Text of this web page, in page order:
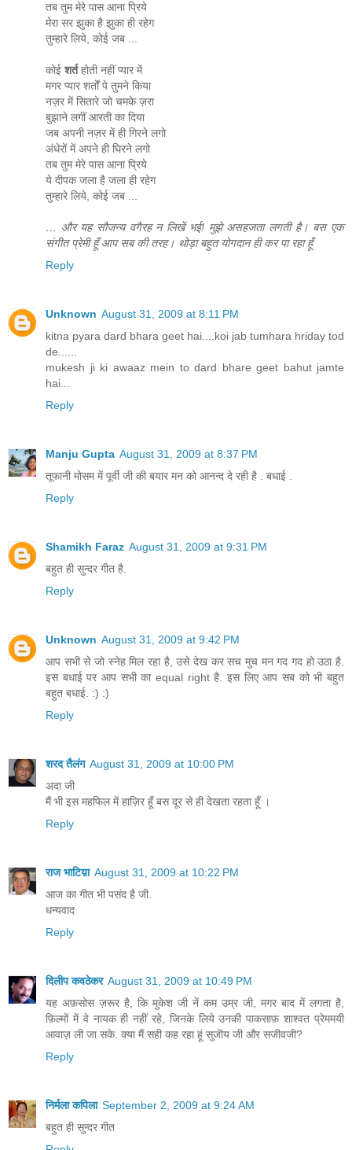
तब तुम मेरे पास आना प्रिये
मेरा सर झुका है झुका ही रहेग
तुम्हारे लिये, कोई जब ...
कोई शर्तहोती नहीं प्यार में
मगर प्यार शर्तों पे तुमने किया
नज़र में सितारे जो चमके ज़रा
बुझाने लगीं आरती का दिया
जब अपनी नज़र में ही गिरने लगो
अंधेरों में अपने ही घिरने लगो
तब तुम मेरे पास आना प्रिये
ये दीपक जला है जला ही रहेग
तुम्हारे लिये, कोई जब ...
… और यह सौजन्य वगैरह न लिखें भई! मुझे असहजता लगती है। बस एक
संगीत प्रेमी हूँ आप सब की तरह। थोड़ा बहुत योगदान ही कर पा रहा हूँ
Reply
Unknown August 31, 2009 at 8:11 PM
kitna pyara dard bhara geet hai....koi jab tumhara hriday tod
de......
mukesh ji ki awaaz mein to dard bhare geet bahut jamte
hai...
Reply
Manju Gupta August 31, 2009 at 8:37 PM
तूफानी मोसम में पूर्वी जी की बयार मन को आनन्द दे रही है . बधाई .
Reply
Shamikh Faraz August 31, 2009 at 9:31 PM
बहुत ही सुन्दर गीत है.
Reply
Unknown August 31, 2009 at 9:42 PM
आप सभी से जो स्नेह मिल रहा है, उसे देख कर सच मुच मन गद गद हो उठा है.
इस बधाई पर आप सभी का equal right है. इस लिए आप सब को भी बहुत
बहुत बधाई. :) :)
Reply
शरद तैलंग August 31, 2009 at 10:00 PM
अदा जी
मैं भी इस महफिल में हाज़िर हूँ बस दूर से ही देखता रहता हूँ ।
Reply
राज भाटिय़ा August 31, 2009 at 10:22 PM
आज का गीत भी पसंद है जी.
धन्यवाद
Reply
दिलीप कवठेकर August 31, 2009 at 10:49 PM
यह अफ़सोस ज़रूर है, कि मुकेश जी नें कम उम्र जी, मगर बाद में लगता है,
फ़िल्मों में वे नायक ही नहीं रहे, जिनके लिये उनकी पाकसाफ़ शाश्वत प्रेममयी
आवाज़ ली जा सके. क्या मैं सही कह रहा हूं सुजॊय जी और सजीवजी?
Reply
निर्मला कपिला September 2, 2009 at 9:24 AM
बहुत ही सुन्दर गीत